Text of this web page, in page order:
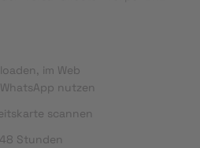
im Web
nutzen
scannen
Stunden